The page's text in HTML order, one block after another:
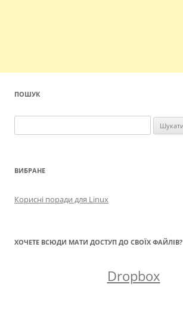
ПОШУК
ВИБРАНЕ
Корисні поради для Linux
ХОЧЕТЕ ВСЮДИ МАТИ ДОСТУП ДО СВОЇХ ФАЙЛІВ?
Dropbox